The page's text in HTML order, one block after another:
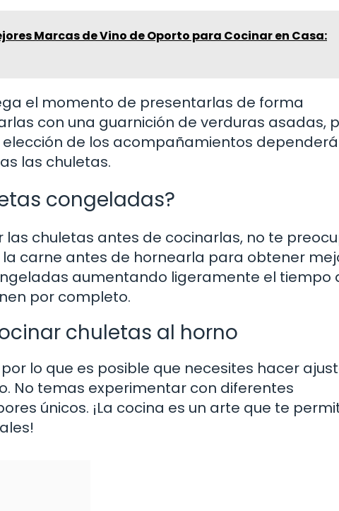
Marcas de Vino de Oporto para Cocinar en Casa:
el momento de presentarlas de forma
con una guarnición de verduras asadas,
de los acompañamientos
las chuletas.
congeladas?
chuletas antes de cocinarlas, no te
carne antes de hornearla para obtener
aumentando ligeramente el tiempo
por completo.
chuletas al horno
lo que es posible que necesites hacer
No temas experimentar con diferentes
únicos. ¡La cocina es un arte que te